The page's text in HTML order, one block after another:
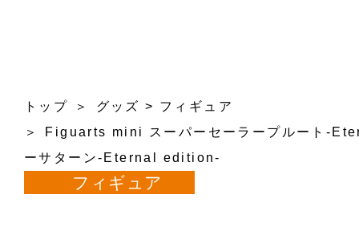
トップ グッズ > フィギュア
Figuarts mini スーパーセーラープルート-
ーサターン-Eternal edition-
フィギュア